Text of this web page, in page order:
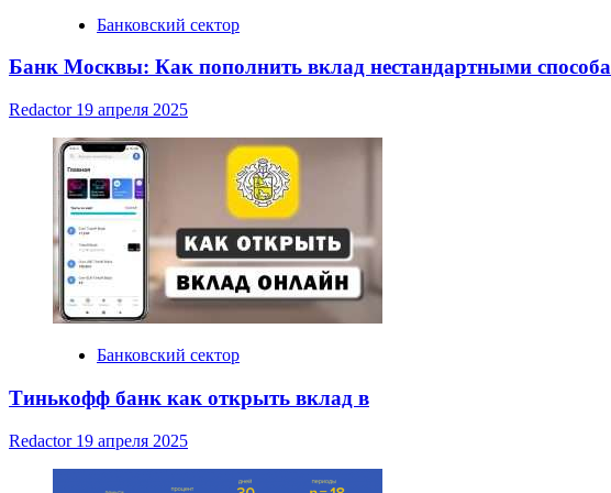
Банковский сектор
Банк Москвы: Как пополнить вклад нестандартными
Redactor 19 апреля 2025
Банковский сектор
Тинькофф банк как открыть вклад в
Redactor 19 апреля 2025